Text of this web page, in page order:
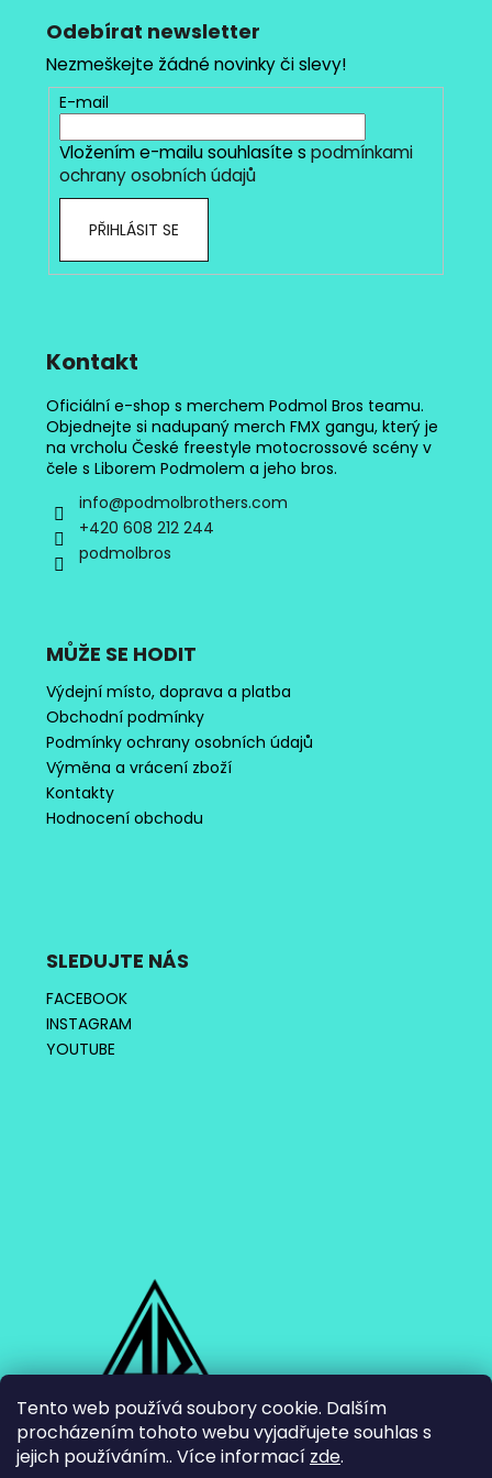
Tento web používá soubory cookie. Dalším
procházením tohoto webu vyjadřujete souhlas s
jejich používáním.. Více informací zde.
Odebírat newsletter
Nezmeškejte žádné novinky či slevy!
E-mail
Vložením e-mailu souhlasíte spodmínkami
ochrany osobních údajů
PŘIHLÁSIT SE
Kontakt
Oficiální e-shop s merchem Podmol Bros teamu.
Objednejte si nadupaný merch FMX gangu, který je
na vrcholu České freestyle motocrossové scény v
čele s Liborem Podmolem a jeho bros.
info@podmolbrothers.com
+420 608 212 244
podmolbros
MŮŽE SE HODIT
Výdejní místo, doprava a platba
Obchodní podmínky
Podmínky ochrany osobních údajů
Výměna a vrácení zboží
Kontakty
Hodnocení obchodu
SLEDUJTE NÁS
FACEBOOK
INSTAGRAM
YOUTUBE